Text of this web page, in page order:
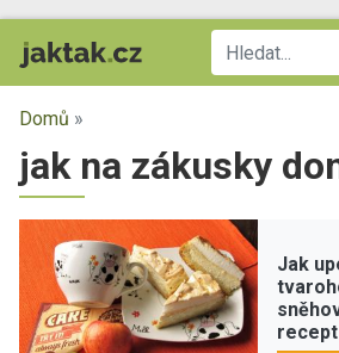
Domů »
jak na zákusky
Jak
recept